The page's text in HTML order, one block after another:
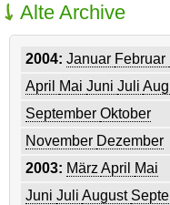
Alte Archive
2004: Januar Februar
April
Mai Juni Juli
September Oktober
November Dezember
2003: MärzApril
Mai
Juni Juli August